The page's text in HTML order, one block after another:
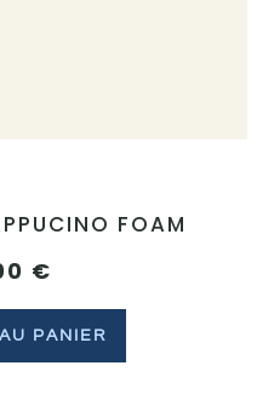
FOAM
€
PANIER